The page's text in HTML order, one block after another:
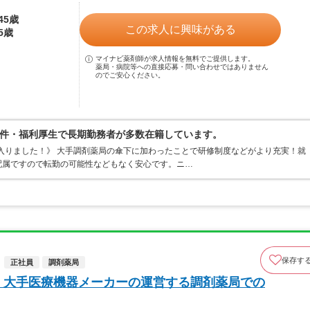
歳
歳
この求人に興味がある
マイナビ薬剤師が求人情報を無料でご提供します。
薬局・病院等への直接応募・問い合わせではありません
のでご安心ください。
・福利厚生で長期勤務者が多数在籍しています。
ました！》 大手調剤薬局の傘下に加わったことで研修制度などがより充実！就
ですので転勤の可能性などもなく安心です。ニ…
正社員 調剤薬局 保存す
手医療機器メーカーの運営する調剤薬局での